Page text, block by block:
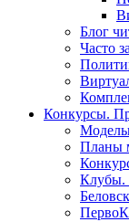
Блог
Часто
Конкурсы.
Планы
Клубы.